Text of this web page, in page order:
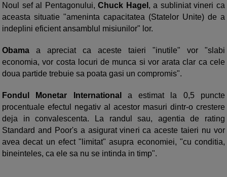
Noul sef al Pentagonului,Chuck Hagel , a subliniat vineri ca
aceasta situatie "ameninta capacitatea (Statelor Unite) de a
indeplini eficient ansamblul misiunilor" lor.
Obama a apreciat ca aceste taieri "inutile" vor "slabi
economia, vor costa locuri de munca si vor arata clar ca cele
doua partide trebuie sa poata gasi un compromis".
Fondul Monetar International a estimat la 0,5 puncte
procentuale efectul negativ al acestor masuri dintr-o crestere
deja in convalescenta. La randul sau, agentia de rating
Standard and Poor's a asigurat vineri ca aceste taieri nu vor
avea decat un efect "limitat" asupra economiei, "cu conditia,
bineinteles, ca ele sa nu se intinda in timp".